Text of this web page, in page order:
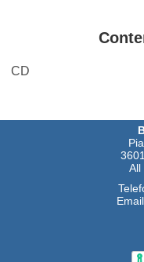
CD
All